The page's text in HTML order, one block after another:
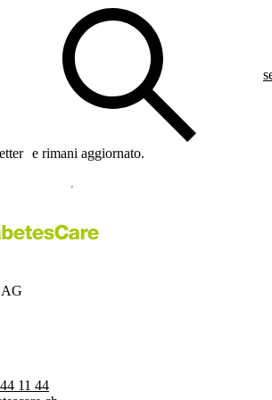
e rimani aggiornato.
AG
11 44